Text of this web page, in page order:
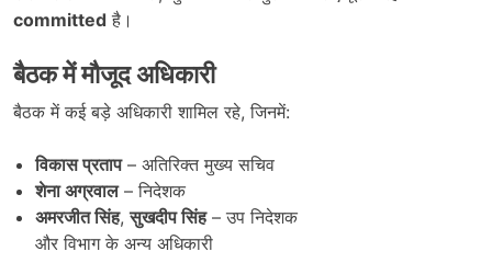
committed है।
बैठक में मौजूद अधिकारी
बैठक में कई बड़े अधिकारी शामिल रहे, जिनमें:
विकास प्रताप– अतिरिक्त मुख्य सचिव
शेना अग्रवाल– निदेशक
अमरजीत सिंह,सुखदीप सिंह– उप निदेशक
और विभाग के अन्य अधिकारी